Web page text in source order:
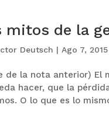
mitos de la
Deutsch |Ago 7, 2015
de la nota anterior) El
hacer, que la
O lo que es lo